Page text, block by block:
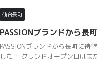
仙台長町
PASSIONブランドから長
PASSIONブランドから長町に待
した！ グランドオープン日はま